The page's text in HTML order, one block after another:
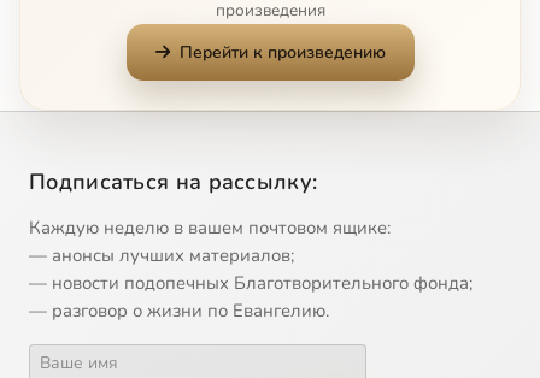
10-avva-anuv.mp4
11-avva-avraam.mp4
14 14-avva-apollos-iz-kellij.mp4
15 15-avva-afanasij.mp4
произведения
Перейти к произведению
Подписаться на рассылку:
Каждую неделю в вашем почтовом ящике:
— анонсы лучших материалов;
— новости подопечных Благотворительного фонда;
— разговор о жизни по Евангелию.